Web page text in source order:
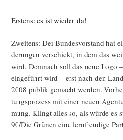
Ers­tens: es ist wie­der da!
Zwei­tens: Der Bun­des­vor­stand hat
de­run­gen ver­schickt, in dem das
wird. Dem­nach soll das neue Logo
ein­ge­führt wird – erst nach den
2008 publik gemacht wer­den.
tungs­pro­zess mit einer neu­en
mung. Klingt alles so, als wür­de es
90/Die Grü­nen eine lern­freu­di­ge